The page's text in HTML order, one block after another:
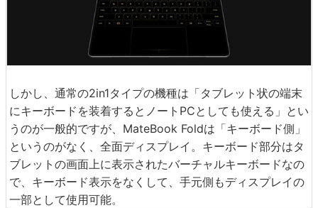
しかし、通常の2in1タイプの機種は「タブレット状の端末
にキーボードを装着するとノートPCとしても使える」とい
うのが一般的ですが、MateBook Foldは「キーボード側」
というのがなく、全面ディスプレイ。キーボード部分はタ
ブレットの画面上に表示されたバーチャルキーボードなの
で、キーボード表示をなくして、手元側もディスプレイの
一部として使用可能。